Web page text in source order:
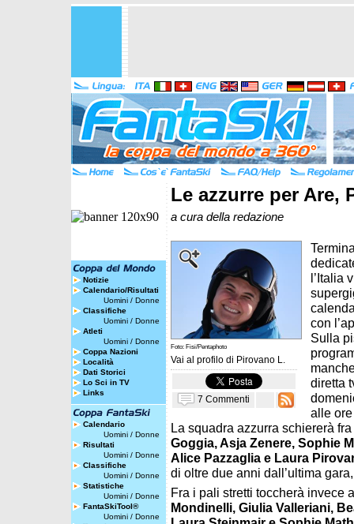
Notizie
Calendario/Risultati
Uomini / Donne
Classifiche
Uomini / Donne
Atleti
Uomini / Donne
Coppa Nazioni
Località
Dati Storici
Lo Sci in TV
Links
Calendario
Uomini / Donne
Risultati
Uomini / Donne
Classifiche
Uomini / Donne
Statistiche
Uomini / Donne
FantaSkiTool®
Uomini / Donne
Le azzurre per Are,
a cura della redazione
Foto: Fisi/Pentaphoto
Vai al profilo di Pirovano L.
7 Commenti
l’Italia
con
Sulla
diretta
alle
La squadra azzurra schiererà
Goggia, Asja Zenere, Sophie
Alice Pazzaglia e Laura
di oltre due anni dall’ultima
Fra i pali stretti toccherà invece a
Mondinelli, Giulia Valleriani,